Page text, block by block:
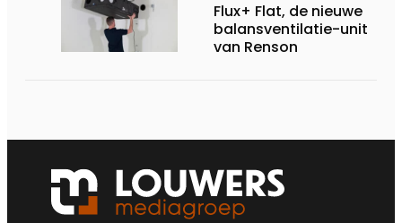
Flux+ Flat, de nieuwe
balansventilatie-unit
van Renson